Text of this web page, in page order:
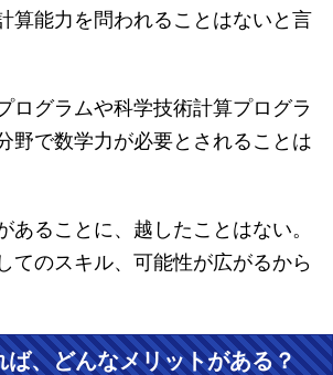
算能力を問われることはないと言
ログラムや科学技術計算プログラ
野で数学力が必要とされることは
あることに、越したことはない。
てのスキル、可能性が広がるから
ば、どんなメリットがある？